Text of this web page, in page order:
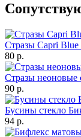
Стразы Capri
80 р.
Стразы неоновые
90 р.
Бусины стекло
94 р.